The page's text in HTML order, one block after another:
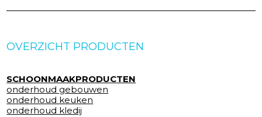
OVERZICHT PRODUCTEN
SCHOONMAAKPRODUCTEN
onderhoud gebouwen
onderhoud keuken
onderhoud kledij